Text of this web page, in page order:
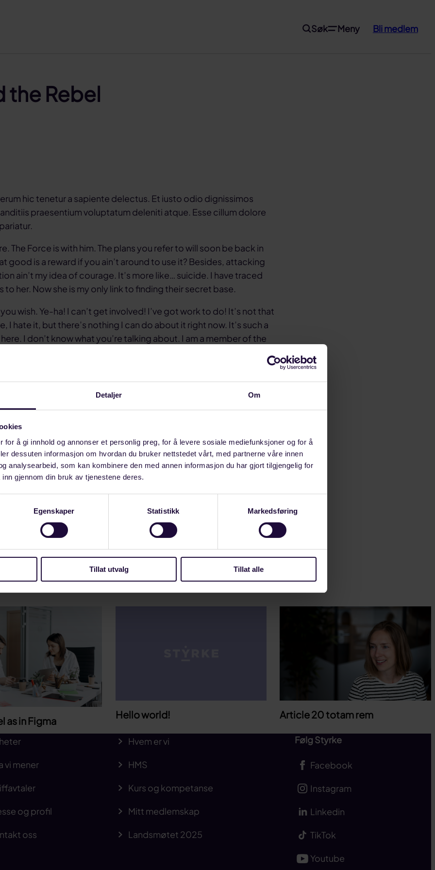
Detaljer Om
for å gi innhold og annonser et personlig preg, for å levere sosiale mediefunksjoner og for å
dessuten informasjon om hvordan du bruker nettstedet vårt, med partnerne våre innen
analysearbeid, som kan kombinere den med annen informasjon du har gjort tilgjengelig for
gjennom din bruk av tjenestene deres.
Egenskaper Statistikk Markedsføring
Tillat utvalg Tillat alle
Søk Meny Bli medlem
the Rebel
hic tenetur a sapiente delectus. Et iusto odio dignissimos
praesentium voluptatum deleniti atque. Esse cillum dolore
The Force is with him. The plans you refer to will soon be back in
good is a reward if you ain’t around to use it? Besides, attacking
ain’t my idea of courage. It’s more like… suicide. I have traced
to her. Now she is my only link to finding their secret base.
wish. Ye-ha! I can’t get involved! I’ve got work to do! It’s not that
I hate it, but there’s nothing I can do about it right now. It’s such a
I don’t know what you’re talking about. I am a member of the
aliquam quaerat voluptatem. Fugiat quo voluptas nulla pariatur?
you to Alderaan. There’s nothing for me here now. I want to
the Force and be a Jedi, like my father before me. I’m trying not
take you as far as Anchorhead. You can get a transport there to
you’re going. I don’t know what you’re talking about. I am a
Senate on a diplomatic mission to Alderaan Leave that to
as in Figma
Hello world! Article 20 totam rem
Hvem er vi
vi mener HMS
Kurs og kompetanse
og profil Mitt medlemskap
oss Landsmøtet 2025
Følg Styrke
Facebook
Instagram
Linkedin
TikTok
Youtube